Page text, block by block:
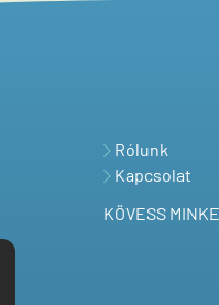
Rólunk
Kapcsolat
KÖVESS